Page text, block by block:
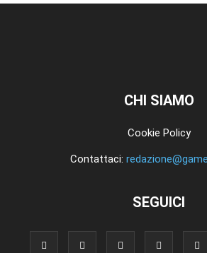
CHI SIAMO
Cookie Policy
Contattaci:
SEGUICI